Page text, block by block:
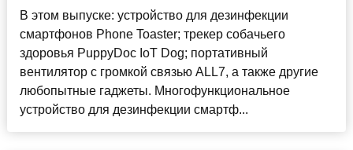
В этом выпуске: устройство для дезинфекции
смартфонов Phone Toaster; трекер собачьего
здоровья PuppyDoc ​​IoT Dog; портативный
вентилятор с громкой связью ALL7, а также другие
любопытные гаджеты. Многофункциональное
устройство для дезинфекции смартф...